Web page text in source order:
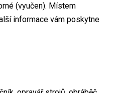
(vyučen). Místem
informace vám poskytne